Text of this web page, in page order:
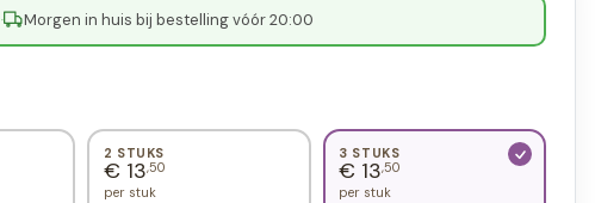
· Morgen in huis bij bestelling vóór 20:00
2 STUKS
€ 13,50
per stuk
3 STUKS
€ 13,50
per stuk